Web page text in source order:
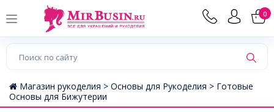
0
Магазин рукоделия > Основы для Рукоделия > Готовые
Основы для Бижутерии